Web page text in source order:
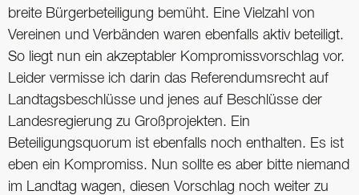
breite Bürgerbeteiligung bemüht. Eine Vielzahl von
Vereinen und Verbänden waren ebenfalls aktiv beteiligt.
So liegt nun ein akzeptabler Kompromissvorschlag vor.
Leider vermisse ich darin das Referendumsrecht auf
Landtagsbeschlüsse und jenes auf Beschlüsse der
Landesregierung zu Großprojekten. Ein
Beteiligungsquorum ist ebenfalls noch enthalten. Es ist
eben ein Kompromiss. Nun sollte es aber bitte niemand
im Landtag wagen, diesen Vorschlag noch weiter zu